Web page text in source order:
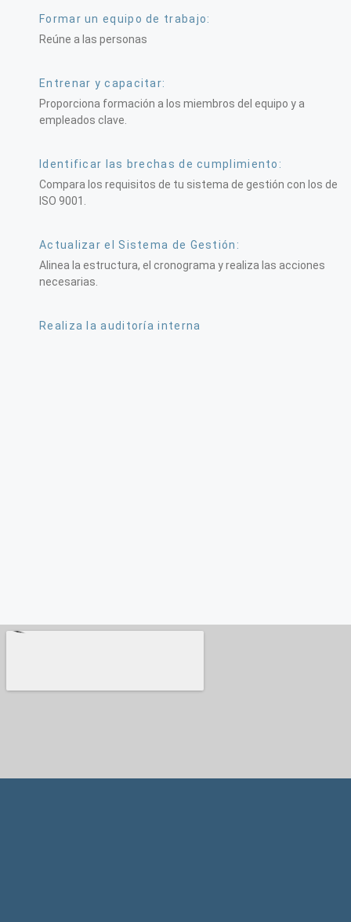
Formar un equipo de trabajo:
Reúne a las personas
Entrenar y capacitar:
Proporciona formación a los miembros del equipo y a
empleados clave.
Identificar las brechas de cumplimiento:
Compara los requisitos de tu sistema de gestión con los de
ISO 9001.
Actualizar el Sistema de Gestión:
Alinea la estructura, el cronograma y realiza las acciones
necesarias.
Realiza la auditoría interna